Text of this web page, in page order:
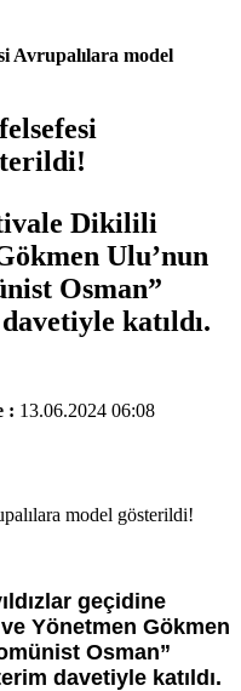
Avrupalılara model
Dikilili
Ulu’nun
Osman”
katıldı.
: 13.06.2024 06:08
geçidine
Yönetmen Gökmen
Osman”
davetiyle katıldı.